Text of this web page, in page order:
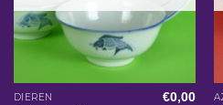
DIEREN €0,00